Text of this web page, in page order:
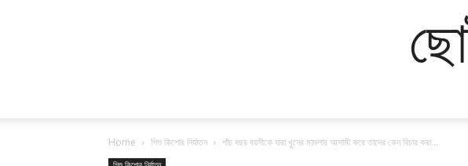
Home শিশু কিশোর নির্যাতন পাঁচ বছর বয়সীকে যারা খুনের মামলার আসামী করে তাদের কেন বিচার করা...